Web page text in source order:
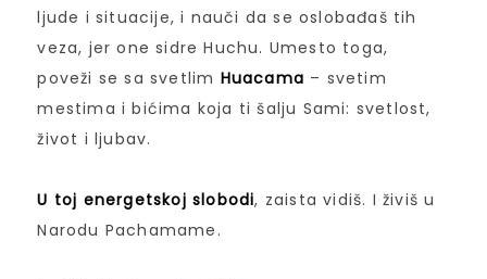
ljude i situacije, i nauči da se oslobađaš tih
veza, jer one sidre Huchu. Umesto toga,
poveži se sa svetlim Huacama – svetim
mestima i bićima koja ti šalju Sami: svetlost,
život i ljubav.
U toj energetskoj slobodi, zaista vidiš. I živiš u
Narodu Pachamame.